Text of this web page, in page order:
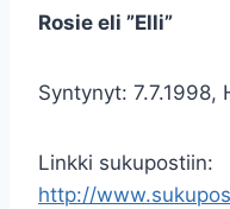
Rosie eli ”Elli”
Syntynyt: 7.7.1998,
Linkki sukupostiin:
http://